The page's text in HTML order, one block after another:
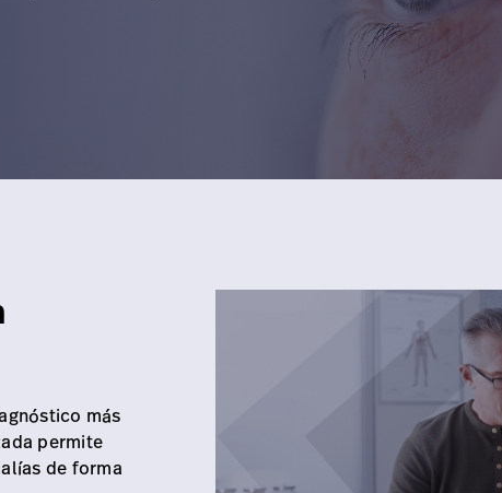
más
permite
de forma